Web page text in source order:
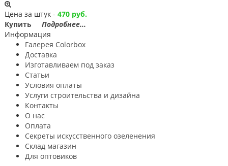
Цена за штук - 470 руб.
Купить
Подробнее...
Информация
Галерея Colorbox
Доставка
Изготавливаем под заказ
Статьи
Условия оплаты
Услуги строительствa и дизайнa
Контакты
О нас
Оплата
Секреты искусственного озеленения
Склад магазин
Для оптовиков